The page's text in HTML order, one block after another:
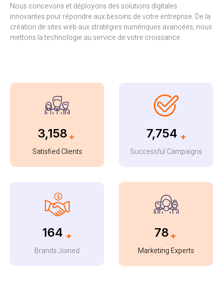
Nous concevons et déployons des solutions digitales
innovantes pour répondre aux besoins de votre entreprise. De la
création de sites web aux stratégies numériques avancées, nous
mettons la technologie au service de votre croissance.
3,432+
Satisfied Clients
8,464 +
Successful Campaigns
179 +
Brands Joined
85+
Marketing Experts